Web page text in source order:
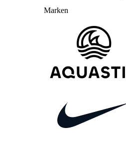
Marken